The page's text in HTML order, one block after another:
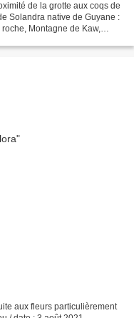
de la grotte aux coqs de
Solandra native de Guyane :
Montagne de Kaw,
aux fleurs particulièrement